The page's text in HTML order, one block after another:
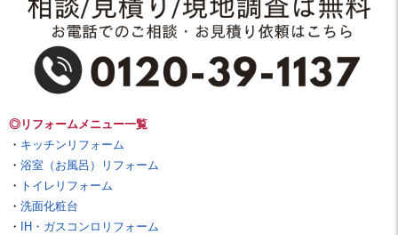
◎リフォームメニュー一覧
・ キッチンリフォーム
・ 浴室（お風呂）リフォーム
・ トイレリフォーム
・ 洗面化粧台
・
IH・ガスコンロリフォーム